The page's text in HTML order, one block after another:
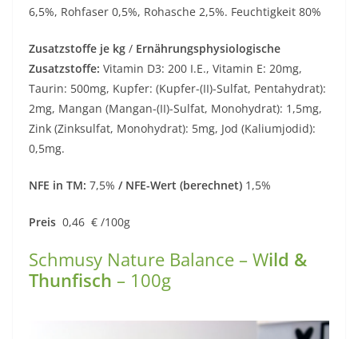
6,5%, Rohfaser 0,5%, Rohasche 2,5%. Feuchtigkeit 80%
Zusatzstoffe je kg / Ernährungsphysiologische
Zusatzstoffe: Vitamin D3: 200 I.E., Vitamin E: 20mg,
Taurin: 500mg, Kupfer: (Kupfer-(II)-Sulfat, Pentahydrat):
2mg, Mangan (Mangan-(II)-Sulfat, Monohydrat): 1,5mg,
Zink (Zinksulfat, Monohydrat): 5mg, Jod (Kaliumjodid):
0,5mg.
NFE in TM: 7,5% / NFE-Wert (berechnet) 1,5%
Preis 0,46 € /100g
Schmusy Nature Balance – Wild &
Thunfisch – 100g